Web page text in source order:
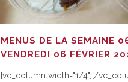
MENUS DE LA SEMAINE
VENDREDI 06 FÉVRIER
[vc_column width="1/4"][/